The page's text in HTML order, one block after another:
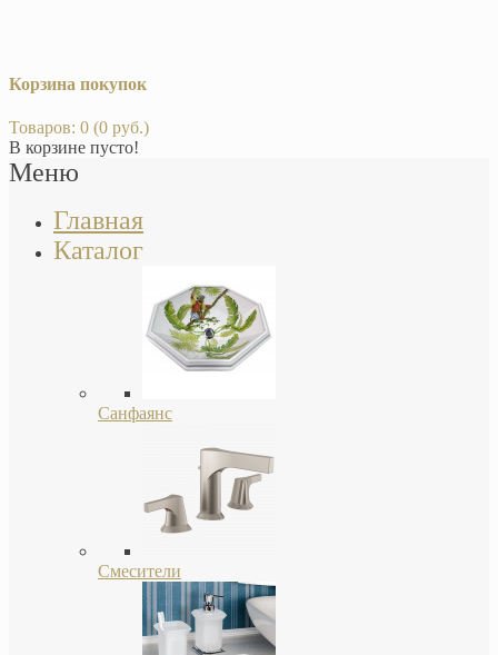
Корзина покупок
Товаров: 0 (0 руб.)
В корзине пусто!
Меню
Главная
Каталог
Санфаянс
Смесители